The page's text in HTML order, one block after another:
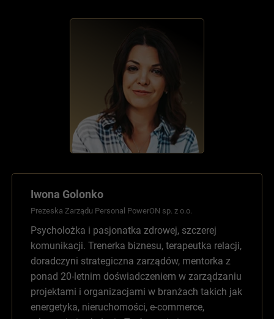
Iwona Golonko
Prezeska Zarządu Personal PowerON sp. z o.o.
Psycholożka i pasjonatka zdrowej, szczerej
komunikacji. Trenerka biznesu, terapeutka relacji,
doradczyni strategiczna zarządów, mentorka z
ponad 20-letnim doświadczeniem w zarządzaniu
projektami i organizacjami w branżach takich jak
energetyka, nieruchomości, e-commerce,